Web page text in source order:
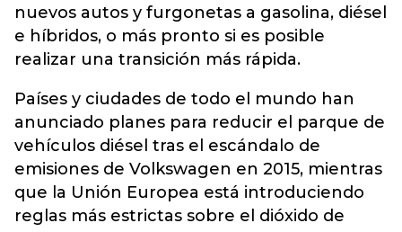
nuevos autos y furgonetas a gasolina, diésel
e híbridos, o más pronto si es posible
realizar una transición más rápida.
Países y ciudades de todo el mundo han
anunciado planes para reducir el parque de
vehículos diésel tras el escándalo de
emisiones de Volkswagen en 2015, mientras
que la Unión Europea está introduciendo
reglas más estrictas sobre el dióxido de